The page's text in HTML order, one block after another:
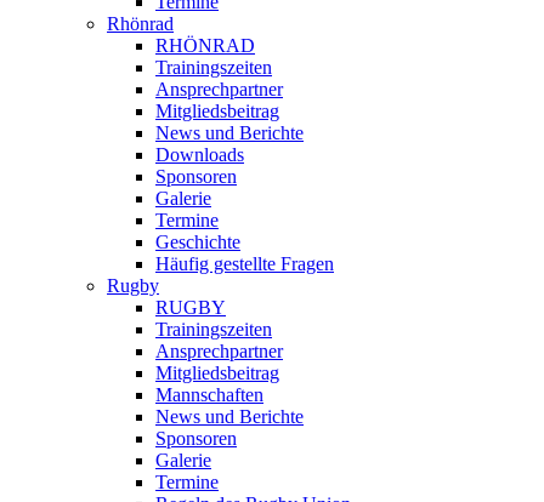
Rhönrad
RHÖNRAD
Trainingszeiten
Ansprechpartner
Mitgliedsbeitrag
News und Berichte
Downloads
Sponsoren
Galerie
Termine
Geschichte
Häufig gestellte Fragen
Rugby
RUGBY
Trainingszeiten
Ansprechpartner
Mitgliedsbeitrag
Mannschaften
News und Berichte
Sponsoren
Galerie
Termine